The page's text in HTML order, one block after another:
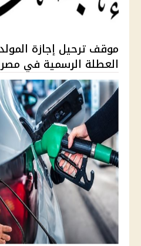
العطلة الرسمية في مصر